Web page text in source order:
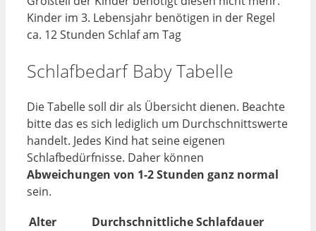
Kinder im 3. Lebensjahr benötigen in der Regel
ca. 12 Stunden Schlaf am Tag
Schlafbedarf Baby Tabelle
Die Tabelle soll dir als Übersicht dienen. Beachte
bitte das es sich lediglich um Durchschnittswerte
handelt. Jedes Kind hat seine eigenen
Schlafbedürfnisse. Daher können
Abweichungen von 1-2 Stunden ganz normal
sein.
Alter
Durchschnittliche Schlafdauer